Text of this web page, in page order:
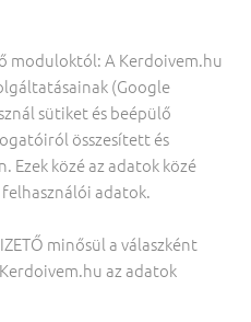
moduloktól: A Kerdoivem.hu
(Google
sütiket és beépülő
összesített és
közé az adatok közé
adatok.
minősül a válaszként
az adatok